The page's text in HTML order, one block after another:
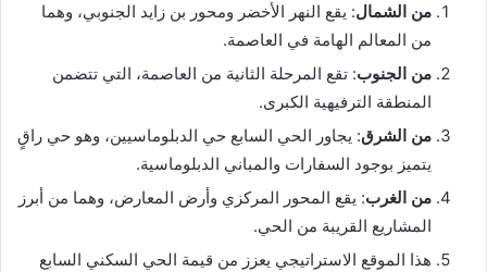
من الشمال: يقع النهر الأخضر ومحور بن زايد الجنوبي، وهما
من المعالم الهامة في العاصمة.
من الجنوب: تقع المرحلة الثانية من العاصمة، التي تتضمن
المنطقة الترفيهية الكبرى.
من الشرق: يجاور الحي السابع حي الدبلوماسيين، وهو حي راقٍ
يتميز بوجود السفارات والمباني الدبلوماسية.
من الغرب: يقع المحور المركزي وأرض المعارض، وهما من أبرز
المشاريع القريبة من الحي.
هذا الموقع الاستراتيجي يعزز من قيمة الحي السكني السابع